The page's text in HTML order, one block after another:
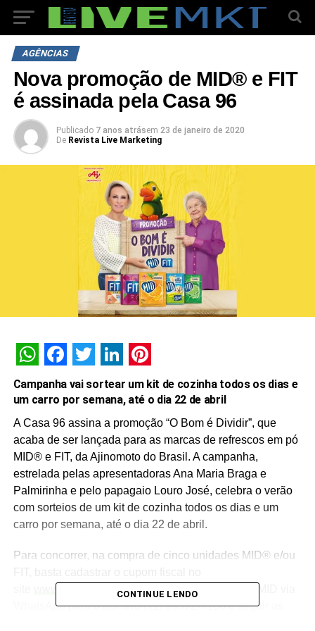
AGÊNCIAS
Nova promoção de MID® e FIT
é assinada pela Casa 96
Publicado 7 anos atrásem 23 de janeiro de 2020
De Revista Live Marketing
WhatsApp
Facebook
Twitter
LinkedIn
Pinterest
Campanha vai sortear um kit de cozinha todos os dias e
um carro por semana, até o dia 22 de abril
A Casa 96 assina a promoção “O Bom é Dividir”, que
acaba de ser lançada para as marcas de refrescos em pó
MID® e FIT, da Ajinomoto do Brasil. A campanha,
estrelada pelas apresentadoras Ana Maria Braga e
Palmirinha e pelo papagaio Louro José, celebra o verão
com sorteios de um kit de cozinha todos os dias e um
carro por semana, até o dia 22 de abril.
Para concorrer, na compra de cinco unidades MID® e/ou
www.promomidfit.com.brou enviar a palavra MID via
WhatsApp para o número (11) 99372-7100 e seguir as
CONTINUE LENDO